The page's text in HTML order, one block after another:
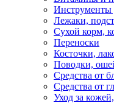
Инструменты
Лежаки,
Сухой корм,
Переноски
Косточки,
Поводки,
Средства от
Средства от
Уход за